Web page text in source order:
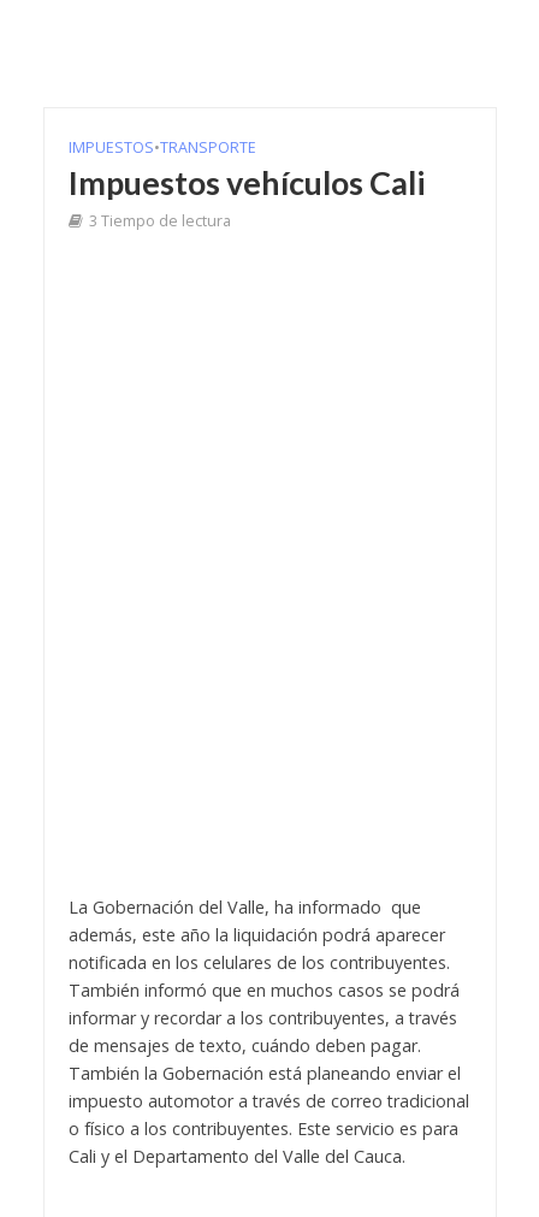
IMPUESTOS•TRANSPORTE
Impuestos vehículos Cali
3 Tiempo de lectura
La Gobernación del Valle, ha informado que
además, este año la liquidación podrá aparecer
notificada en los celulares de los contribuyentes.
También informó que en muchos casos se podrá
informar y recordar a los contribuyentes, a través
de mensajes de texto, cuándo deben pagar.
También la Gobernación está planeando enviar el
impuesto automotor a través de correo tradicional
o físico a los contribuyentes. Este servicio es para
Cali y el Departamento del Valle del Cauca.